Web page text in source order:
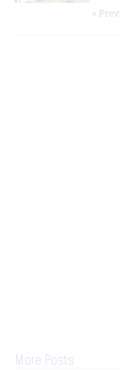
«
More Posts